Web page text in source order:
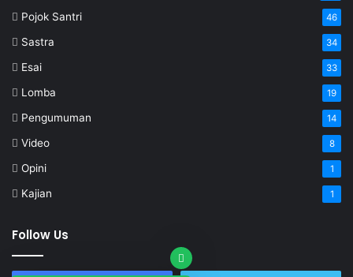
Pojok Santri 46
Sastra 34
Esai 33
Lomba 19
Pengumuman 14
Video 8
Opini 1
Kajian 1
Follow Us